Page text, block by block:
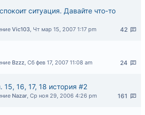
ситуация. Давайте что-то
42
Vic103, Чт мар 15, 2007 1:17 pm
24
Bzzz, Сб фев 17, 2007 11:08 am
15, 16, 17, 18 история #2
161
Nazar, Ср ноя 29, 2006 4:26 pm